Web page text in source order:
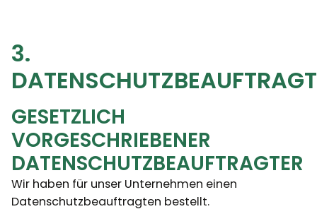
3.
GESETZLICH
VORGESCHRIEBENER
DATENSCHUTZBEAUFTRAGTER
Wir haben für unser Unternehmen einen
Datenschutzbeauftragten bestellt.